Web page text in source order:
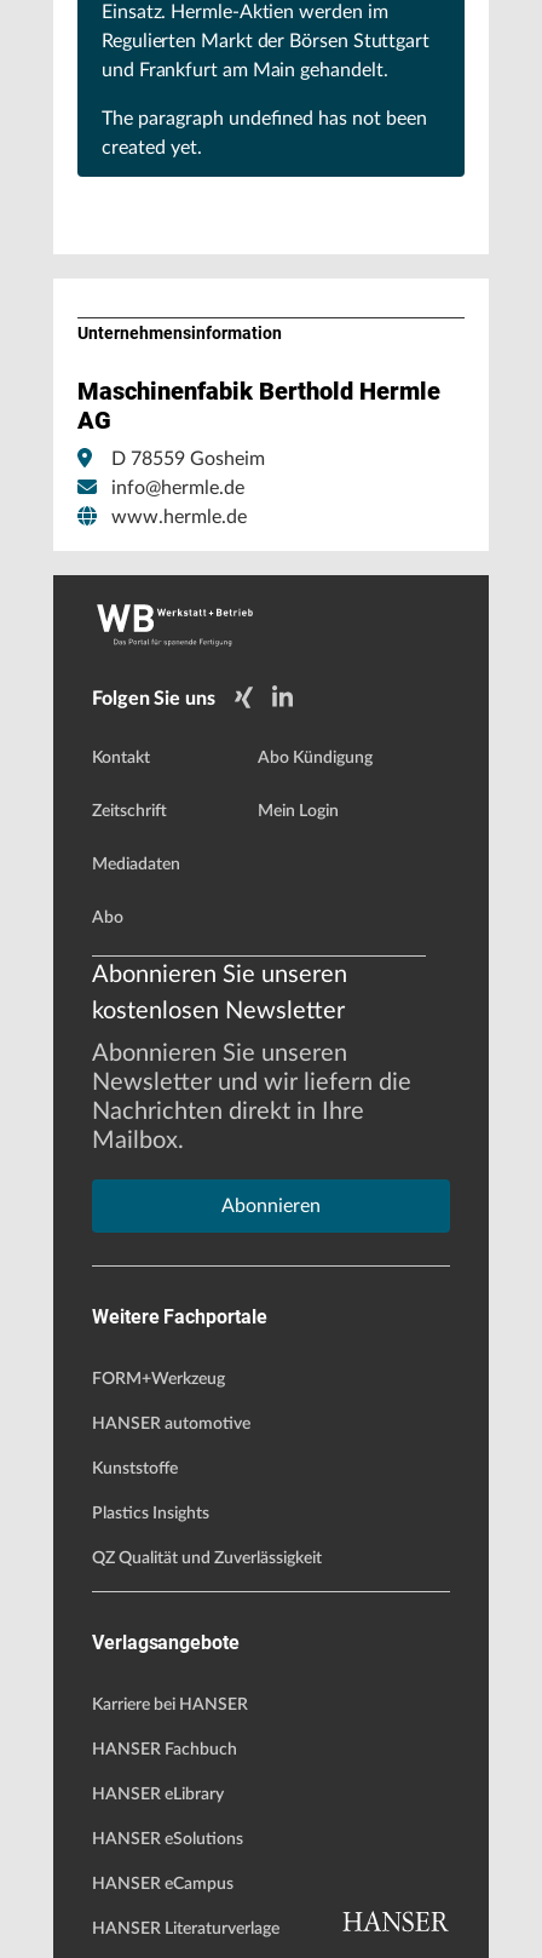
Einsatz. Hermle-Aktien werden im
Regulierten Markt der Börsen Stuttgart
und Frankfurt am Main gehandelt.
The paragraph undefined has not been
created yet.
Unternehmens­information
Maschinenfabik Berthold Hermle
AG
D 78559 Gosheim
info@hermle.de
www.hermle.de
Folgen Sie uns
Kontakt
Zeitschrift
Mediadaten
Abo
Abo Kündigung
Mein Login
Abonnieren Sie unseren
kostenlosen Newsletter
Abonnieren Sie unseren
Newsletter und wir liefern die
Nachrichten direkt in Ihre
Mailbox.
Abonnieren
Weitere Fachportale
FORM+Werkzeug
HANSER automotive
Kunststoffe
Plastics Insights
QZ Qualität und Zuverlässigkeit
Verlagsangebote
Karriere bei HANSER
HANSER Fachbuch
HANSER eLibrary
HANSER eSolutions
HANSER eCampus
HANSER Literaturverlage